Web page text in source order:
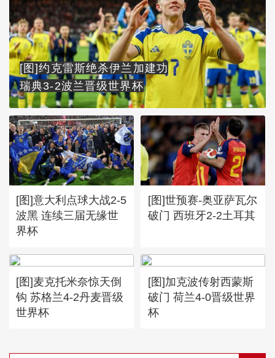
[图]约克雷斯绝杀伊兰加建功
瑞典3-2波兰晋级世界杯
[图]意大利点球大战2-5
波黑 连续三届无缘世
界杯
[图]世预赛-奥亚萨瓦尔
破门 西班牙2-2土耳其
[图]麦克托米奈惊天倒
钩 苏格兰4-2丹麦晋级
世界杯
[图]加克波传射西蒙斯
破门 荷兰4-0晋级世界
杯